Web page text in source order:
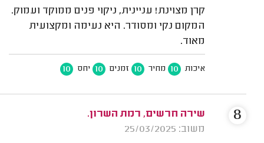
קרן מצוינת! עניינית, ניקוי פנים ממוקד ועמוק.
המקום נקי ומסודר. היא נעימה ומקצועית
מאוד.
איכות 10 מחיר 10 זמנים 10 יחס 10
שירה חרשים, רמת השרון.
משוב: 25/03/2025
8